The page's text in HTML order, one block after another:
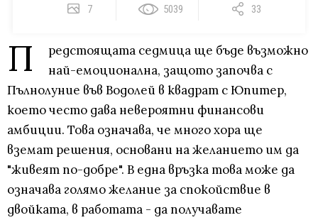
7 5039 33
П
редстоящата седмица ще бъде възможно
най-емоционална, защото започва с
Пълнолуние във Водолей в квадрат с Юпитер,
което често дава невероятни финансови
амбиции. Това означава, че много хора ще
вземат решения, основани на желанието им да
"живеят по-добре". В една връзка това може да
означава голямо желание за спокойствие в
двойката, в работата - да получавате